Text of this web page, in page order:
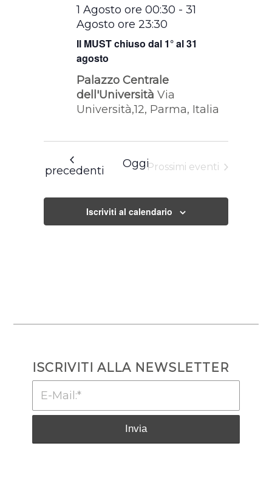
Il MUST chiuso dal 1° al 31
agosto
1 Agosto ore 00:30 -31
Agosto ore 23:30
Palazzo Centrale
dell'UniversitàVia
Università,12, Parma, Italia
Eventi
precedenti
OggiProssimi eventi
Iscriviti al calendario
ISCRIVITI ALLA NEWSLETTER